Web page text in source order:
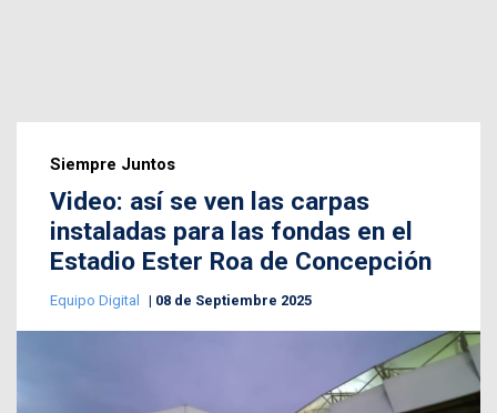
Siempre Juntos
Video: así se ven las carpas
instaladas para las fondas en el
Estadio Ester Roa de Concepción
Equipo Digital 08 de Septiembre 2025